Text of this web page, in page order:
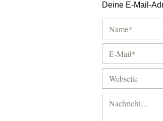
Deine E-Mail-